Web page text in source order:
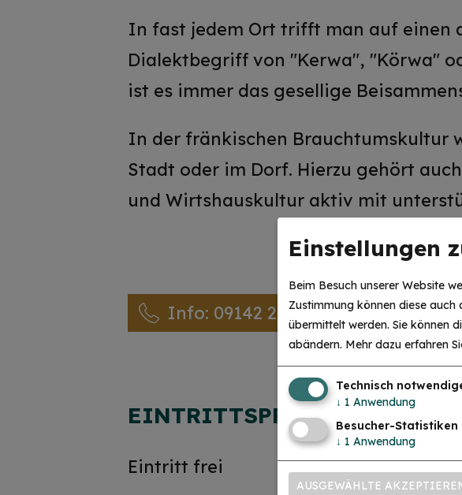
In fast jedem Ort trifft man auf einen
Dialektbegriff von "Kerwa", "Körwa"
ist es immer das gesellige
In der fränkischen Brauchtumskultur
Stadt oder im Dorf. Hierzu gehört
und Wirtshauskultur aktiv mit
Info: 09142 200334
EINTRITTSPREISE
Eintritt frei
Einstellungen
Beim Besuch unserer Website
Zustimmung können diese auch
übermittelt werden. Sie können
abändern. Mehr dazu erfahren
Technisch
↓ 1 Anwendung
Besucher-Statistiken
↓ 1 Anwendung
AUSGEWÄHLTE